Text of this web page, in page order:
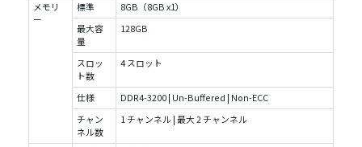
メモリ
ー
標準
8GB（8GB x1）
最大容
量
128GB
スロッ
ト数
4 スロット
仕様
DDR4-3200 | Un-Buffered | Non-ECC
チャン
ネル数
1 チャンネル | 最大 2 チャンネル